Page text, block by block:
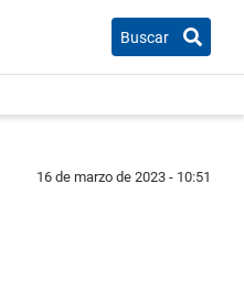
Buscar
16 de marzo de 2023 - 10:51